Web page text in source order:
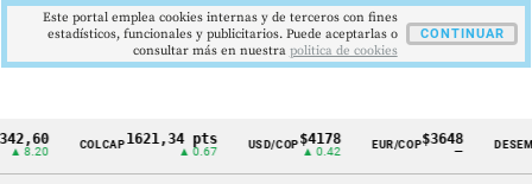
Cintillo
COLCAP1621,34 pts USD/COP$4178
▲ 0.42
EUR/COP$3648
—
DESEMPLEO
Este portal emplea cookies internas y de terceros con fines
estadísticos, funcionales y publicitarios. Puede aceptarlas o
consultar más en nuestra politica de cookies
CONTINUAR